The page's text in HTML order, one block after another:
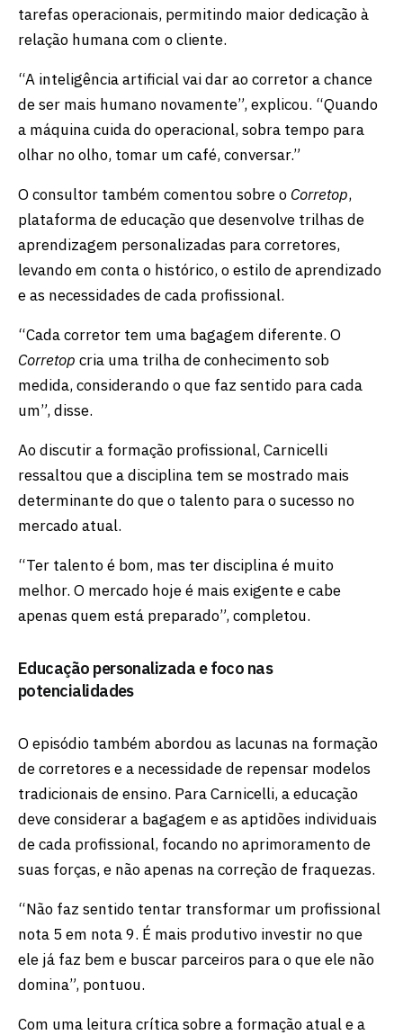
tarefas operacionais, permitindo maior dedicação à
relação humana com o cliente.
“A inteligência artificial vai dar ao corretor a chance
de ser mais humano novamente”, explicou. “Quando
a máquina cuida do operacional, sobra tempo para
olhar no olho, tomar um café, conversar.”
O consultor também comentou sobre o Corretop,
plataforma de educação que desenvolve trilhas de
aprendizagem personalizadas para corretores,
levando em conta o histórico, o estilo de aprendizado
e as necessidades de cada profissional.
“Cada corretor tem uma bagagem diferente. O
Corretop cria uma trilha de conhecimento sob
medida, considerando o que faz sentido para cada
um”, disse.
Ao discutir a formação profissional, Carnicelli
ressaltou que a disciplina tem se mostrado mais
determinante do que o talento para o sucesso no
mercado atual.
“Ter talento é bom, mas ter disciplina é muito
melhor. O mercado hoje é mais exigente e cabe
apenas quem está preparado”, completou.
Educação personalizada e foco nas
potencialidades
O episódio também abordou as lacunas na formação
de corretores e a necessidade de repensar modelos
tradicionais de ensino. Para Carnicelli, a educação
deve considerar a bagagem e as aptidões individuais
de cada profissional, focando no aprimoramento de
suas forças, e não apenas na correção de fraquezas.
“Não faz sentido tentar transformar um profissional
nota 5 em nota 9. É mais produtivo investir no que
ele já faz bem e buscar parceiros para o que ele não
domina”, pontuou.
Com uma leitura crítica sobre a formação atual e a